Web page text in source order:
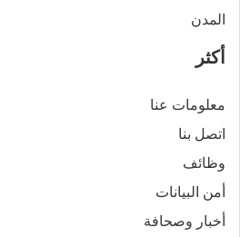
المدن
أكثر
معلومات عنا
اتصل بنا
وظائف
أمن البيانات
أخبار وصحافة